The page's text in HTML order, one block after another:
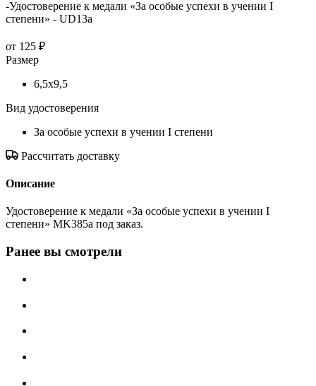
-Удостоверение к медали «За особые успехи в учении I
степени» - UD13a
от 125 ₽
Размер
6,5x9,5
Вид удостоверения
За особые успехи в учении I степени
Рассчитать доставку
Описание
Удостоверение к медали «За особые успехи в учении I
степени» MK385a под заказ.
Ранее вы смотрели